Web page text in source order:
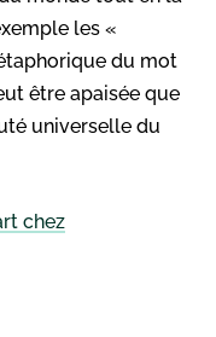
les «
du mot
être apaisée que
universelle du
chez